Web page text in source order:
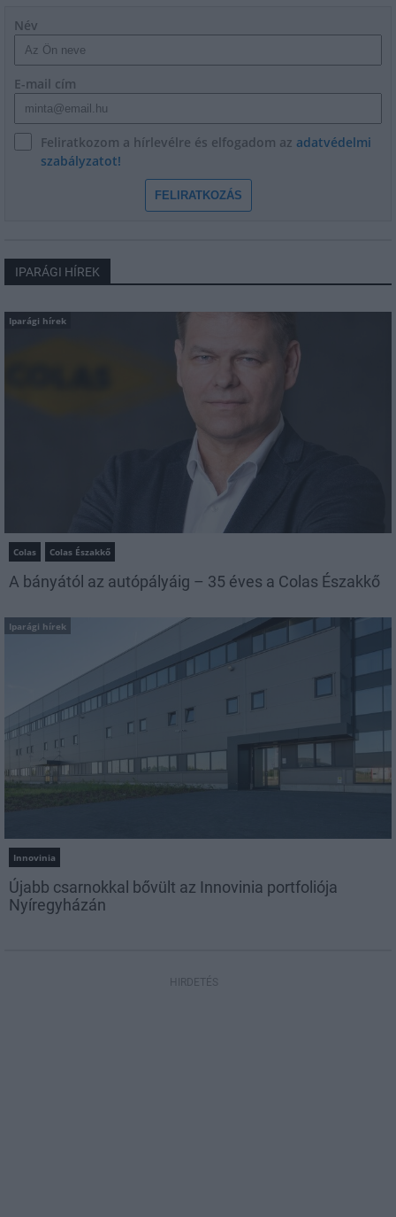
Név
E-mail cím
Feliratkozom a hírlevélre és elfogadom az adatvédelmi
szabályzatot!
FELIRATKOZÁS
IPARÁGI HÍREK
Iparági hírek
Colas Colas Északkő
A bányától az autópályáig – 35 éves a Colas Északkő
Iparági hírek
Innovinia
Újabb csarnokkal bővült az Innovinia portfoliója
Nyíregyházán
HIRDETÉS